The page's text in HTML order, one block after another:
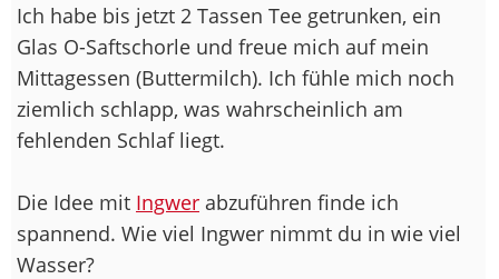
Ich habe bis jetzt 2 Tassen Tee getrunken, ein
Glas O-Saftschorle und freue mich auf mein
Mittagessen (Buttermilch). Ich fühle mich noch
ziemlich schlapp, was wahrscheinlich am
fehlenden Schlaf liegt.
Die Idee mit Ingwer abzuführen finde ich
spannend. Wie viel Ingwer nimmt du in wie viel
Wasser?